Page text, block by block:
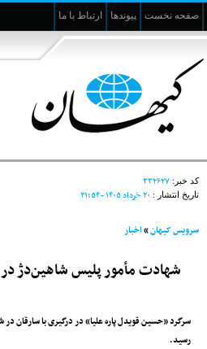
صفحه نخست پیوندها ارتباط با ما
کد خبر: ۳۳۲۶۲۷
تاریخ انتشار : ۲۰ خرداد ۱۴۰۵ - ۲۱:۵۴
سرویس کیهان»اخبار
شهادت مأمور پلیس شاهین‌دژ
سرگرد «حسین قویدل پاره علیا» در درگیری با سارقان
رسید.